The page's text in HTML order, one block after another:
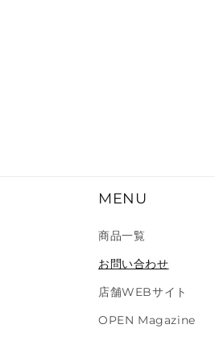
MENU
商品一覧
お問い合わせ
店舗WEBサイト
OPEN Magazine